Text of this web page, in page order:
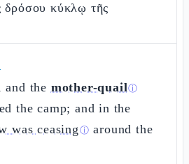
δρόσου κύκλῳ τῆς
and the mother-quailⓘ
the camp; and in the
was ceasing ⓘ around the